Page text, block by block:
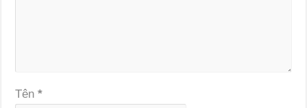
Tên*